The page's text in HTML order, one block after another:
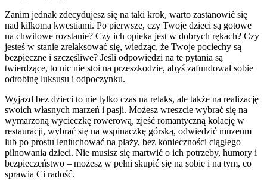
Zanim jednak zdecydujesz się na taki krok, warto zastanowić się
nad kilkoma kwestiami. Po pierwsze, czy Twoje dzieci są gotowe
na chwilowe rozstanie? Czy ich opieka jest w dobrych rękach? Czy
jesteś w stanie zrelaksować się, wiedząc, że Twoje pociechy są
bezpieczne i szczęśliwe? Jeśli odpowiedzi na te pytania są
twierdzące, to nic nie stoi na przeszkodzie, abyś zafundował sobie
odrobinę luksusu i odpoczynku.
Wyjazd bez dzieci to nie tylko czas na relaks, ale także na realizację
swoich własnych marzeń i pasji. Możesz wreszcie wybrać się na
wymarzoną wycieczkę rowerową, zjeść romantyczną kolację w
restauracji, wybrać się na wspinaczkę górską, odwiedzić muzeum
lub po prostu leniuchować na plaży, bez konieczności ciągłego
pilnowania dzieci. Nie musisz się martwić o ich potrzeby, humory i
bezpieczeństwo – możesz w pełni skupić się na sobie i na tym, co
sprawia Ci radość.